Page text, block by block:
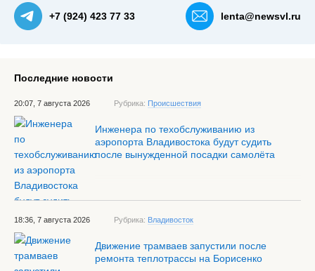
+7 (924) 423 77 33 lenta@newsvl.ru
Последние новости
20:07, 7 августа 2026 Рубрика: Происшествия
Инженера по техобслуживанию из
аэропорта Владивостока будут судить
после вынужденной посадки самолёта
18:36, 7 августа 2026 Рубрика: Владивосток
Движение трамваев запустили после
ремонта теплотрассы на Борисенко